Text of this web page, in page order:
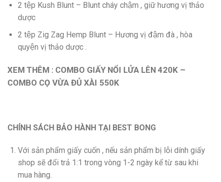
2 tệp Kush Blunt – Blunt cháy chậm , giữ hương vị thảo
dược
2 tệp Zig Zag Hemp Blunt – Hương vị đậm đà , hòa
quyện vị thảo dược .
XEM THÊM : COMBO GIẤY NỔI LỬA LÊN 420K –
COMBO CỌ VỪA ĐỦ XÀI 550K
CHÍNH SÁCH BẢO HÀNH TẠI BEST BONG
Với sản phẩm giấy cuốn , nếu sản phẩm bị lỗi dính giấy
shop sẽ đổi trả 1:1 trong vòng 1-2 ngày kể từ sau khi
mua hàng.